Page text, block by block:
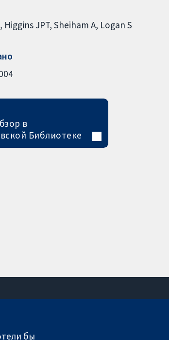
Higgins JPT Sheiham A Logan S
в
Библиотеке
бы